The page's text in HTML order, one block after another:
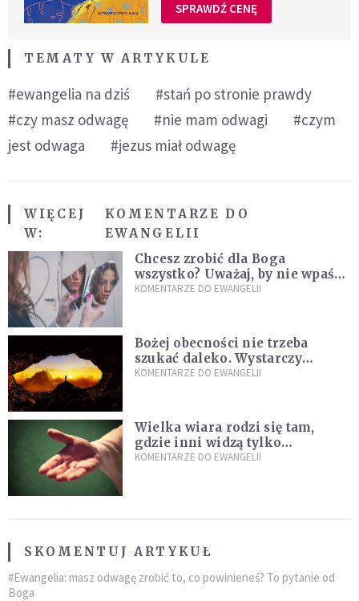
SPRAWDŹ CENĘ
TEMATY W ARTYKULE
#ewangelia na dziś
#stań po stronie prawdy
#czy masz odwagę
#nie mam odwagi
#czym
jest odwaga
#jezus miał odwagę
WIĘCEJ
W:
KOMENTARZE DO
EWANGELII
Chcesz zrobić dla Boga
wszystko? Uważaj, by nie wpaść
w groźną pułapkę
KOMENTARZE DO EWANGELII
Bożej obecności nie trzeba
szukać daleko. Wystarczy
nauczyć się słuchać
KOMENTARZE DO EWANGELII
Wielka wiara rodzi się tam,
gdzie inni widzą tylko
przeszkody
KOMENTARZE DO EWANGELII
SKOMENTUJ ARTYKUŁ
#Ewangelia: masz odwagę zrobić to, co powinieneś? To pytanie od
Boga